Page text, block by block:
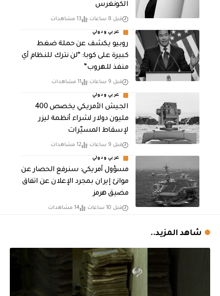
الكونغرس
قبل 8 ساعات 13 مشاهدات
عربي ودولي
روبيو يكشف عن حملة ضغط
كبيرة على كوبا: “لن نترك للنظام أي
منفذ للهروب”
قبل 9 ساعات 11 مشاهدات
عربي ودولي
الجيش الأمريكي يخصص 400
مليون دولار لشراء أنظمة ليزر
لإسقاط المسيّرات
قبل 9 ساعات 12 مشاهدات
عربي ودولي
مسؤول أمريكي: سنرفع الحصار عن
موانئ إيران بمجرد الإعلان عن اتفاق
مضيق هرمز
قبل 10 ساعات 14 مشاهدات
شاهد المزيد..